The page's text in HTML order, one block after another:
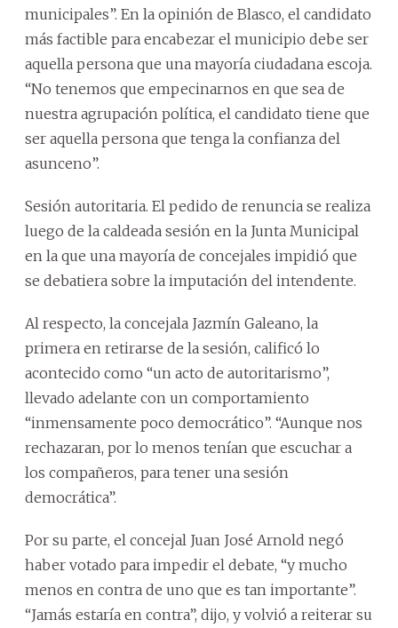
municipales”. En la opinión de Blasco, el candidato
más factible para encabezar el municipio debe ser
aquella persona que una mayoría ciudadana escoja.
“No tenemos que empecinarnos en que sea de
nuestra agrupación política, el candidato tiene que
ser aquella persona que tenga la confianza del
asunceno”.
Sesión autoritaria. El pedido de renuncia se realiza
luego de la caldeada sesión en la Junta Municipal
en la que una mayoría de concejales impidió que
se debatiera sobre la imputación del intendente.
Al respecto, la concejala Jazmín Galeano, la
primera en retirarse de la sesión, calificó lo
acontecido como “un acto de autoritarismo”,
llevado adelante con un comportamiento
“inmensamente poco democrático”. “Aunque nos
rechazaran, por lo menos tenían que escuchar a
los compañeros, para tener una sesión
democrática”.
Por su parte, el concejal Juan José Arnold negó
haber votado para impedir el debate, “y mucho
menos en contra de uno que es tan importante”.
“Jamás estaría en contra”, dijo, y volvió a reiterar su